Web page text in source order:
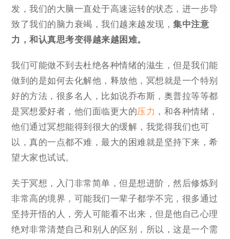
发，我们的大脑一直处于高速运转的状态，进一步导
致了我们的脑力衰竭，我们越来越发现，集中注意
力，和认真思考变得越来越困难。
我们可能做不到去杜绝各种情绪的滋生，但是我们能
做到的是如何去化解他，释放他，冥想就是一个特别
好的方法，很多名人，比如说乔布斯，奥普拉等等都
是冥想爱好者，他们面临更大的压力 ，和各种情绪，
他们通过冥想能得到很大的缓解，我觉得我们也可
以，真的一点都不难，最大的困难就是坚持下来，希
望大家也试试。
关于冥想，入门非常简单，但是想进阶，然后修炼到
非常高的境界，可能我们一辈子都学不完，很多通过
坚持开悟的人，旁人可能看不出来，但是他自己心理
绝对非常清楚自己和别人的区别，所以，这是一个需